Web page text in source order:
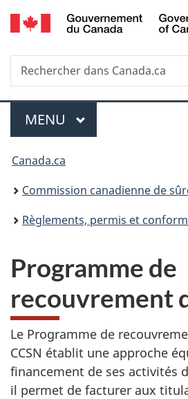
au
Recherche
Rechercher
dans
Menu
MENU PRINCIPAL
Vous
êtes
ici
Canada.ca
Commission canadienne de
Règlements, permis et
Programme de
recouvrement
Le Programme de
CCSN établit une approche
financement de ses activités
il permet de facturer aux